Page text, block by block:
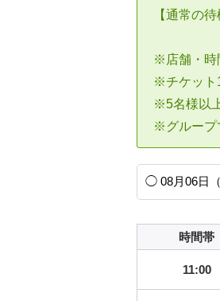
【通常の
※店舗・時
※チケット
※5名様以
※グループ
時間帯
11:00